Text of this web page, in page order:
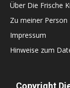
Über Die Frische
Zu meiner Person
Impressum
Hinweise zum